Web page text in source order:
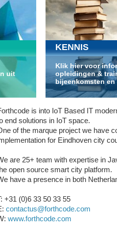
uit
KENNIS
Klik hier voor
opleidingen &
bijeenkomsten en
is into IoT Based IT
end solutions in IoT space.
of the marque project we have
for Eindhoven city
are 25+ team with expertise in
open source smart city platform.
have a presence in both
+31 (0)6 33 50 33 55
contactus@forthcode.com
www.forthcode.com